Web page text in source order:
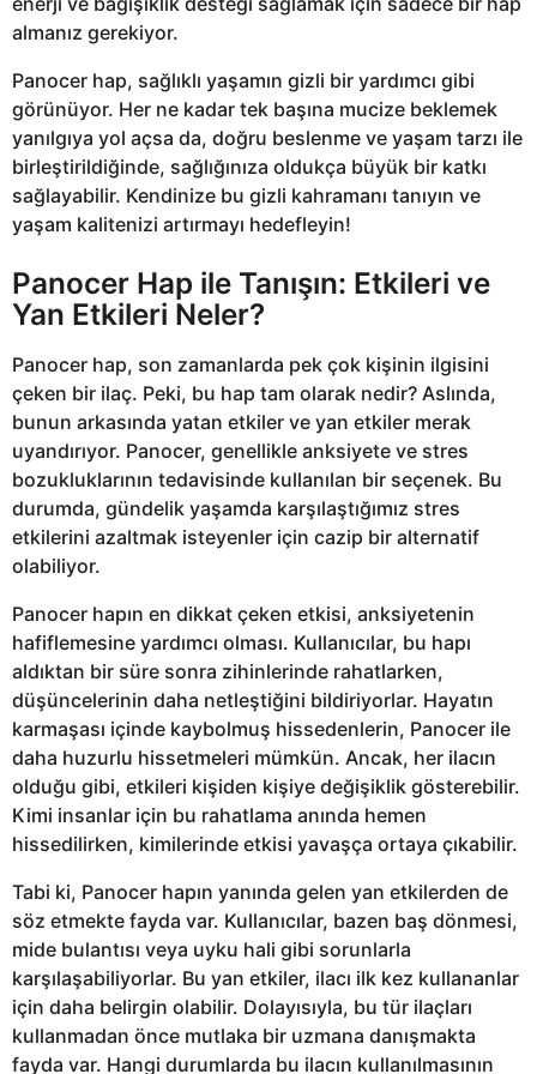
almanız gerekiyor.
Panocer hap, sağlıklı yaşamın gizli bir yardımcı gibi
görünüyor. Her ne kadar tek başına mucize beklemek
yanılgıya yol açsa da, doğru beslenme ve yaşam tarzı ile
birleştirildiğinde, sağlığınıza oldukça büyük bir katkı
sağlayabilir. Kendinize bu gizli kahramanı tanıyın ve
yaşam kalitenizi artırmayı hedefleyin!
Panocer Hap ile Tanışın: Etkileri ve
Yan Etkileri Neler?
Panocer hap, son zamanlarda pek çok kişinin ilgisini
çeken bir ilaç. Peki, bu hap tam olarak nedir? Aslında,
bunun arkasında yatan etkiler ve yan etkiler merak
uyandırıyor. Panocer, genellikle anksiyete ve stres
bozukluklarının tedavisinde kullanılan bir seçenek. Bu
durumda, gündelik yaşamda karşılaştığımız stres
etkilerini azaltmak isteyenler için cazip bir alternatif
olabiliyor.
Panocer hapın en dikkat çeken etkisi, anksiyetenin
hafiflemesine yardımcı olması. Kullanıcılar, bu hapı
aldıktan bir süre sonra zihinlerinde rahatlarken,
düşüncelerinin daha netleştiğini bildiriyorlar. Hayatın
karmaşası içinde kaybolmuş hissedenlerin, Panocer ile
daha huzurlu hissetmeleri mümkün. Ancak, her ilacın
olduğu gibi, etkileri kişiden kişiye değişiklik gösterebilir.
Kimi insanlar için bu rahatlama anında hemen
hissedilirken, kimilerinde etkisi yavaşça ortaya çıkabilir.
Tabi ki, Panocer hapın yanında gelen yan etkilerden de
söz etmekte fayda var. Kullanıcılar, bazen baş dönmesi,
mide bulantısı veya uyku hali gibi sorunlarla
karşılaşabiliyorlar. Bu yan etkiler, ilacı ilk kez kullananlar
için daha belirgin olabilir. Dolayısıyla, bu tür ilaçları
kullanmadan önce mutlaka bir uzmana danışmakta
fayda var. Hangi durumlarda bu ilacın kullanılmasının